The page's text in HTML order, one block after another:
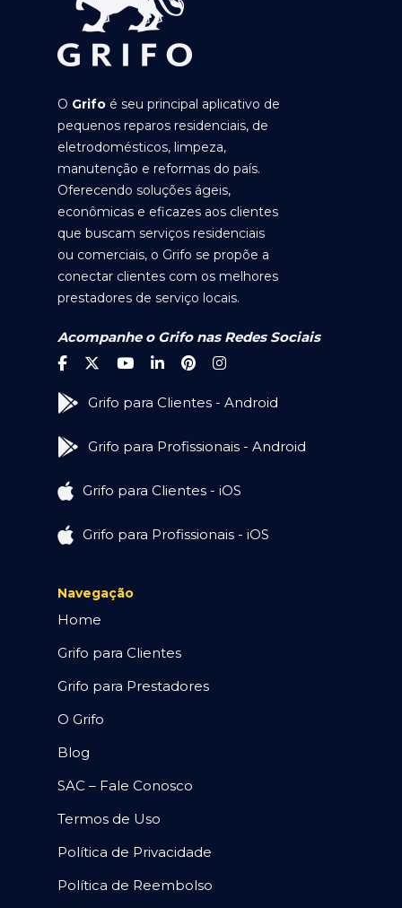
O Grifo é seu principal aplicativo de
pequenos reparos residenciais, de
eletrodomésticos, limpeza,
manutenção e reformas do país.
Oferecendo soluções ágeis,
econômicas e eficazes aos clientes
que buscam serviços residenciais
ou comerciais, o Grifo se propõe a
conectar clientes com os melhores
prestadores de serviço locais.
Acompanhe o Grifo nas Redes Sociais
Grifo para Clientes - Android
Grifo para Profissionais - Android
Grifo para Clientes - iOS
Grifo para Profissionais - iOS
Navegação
Home
Grifo para Clientes
Grifo para Prestadores
O Grifo
Blog
SAC – Fale Conosco
Termos de Uso
Política de Privacidade
Política de Reembolso